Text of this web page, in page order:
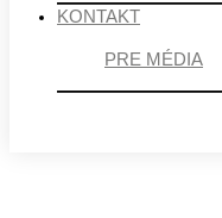
KONTAKT
PRE MÉDIA